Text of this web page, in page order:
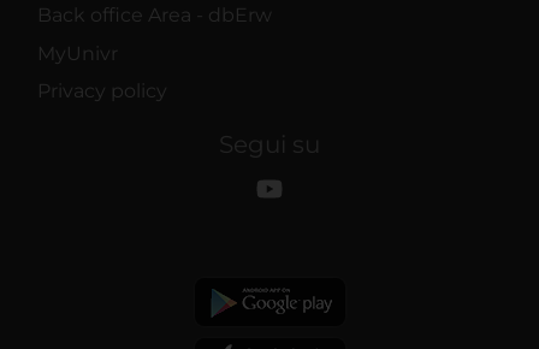
Back office Area - dbErw
MyUnivr
Privacy policy
Segui su